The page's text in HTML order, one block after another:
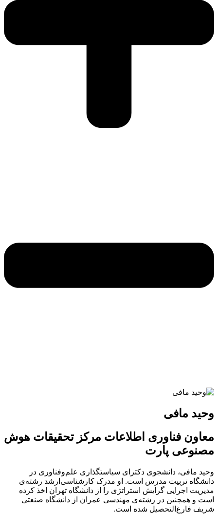
وحید مافی
معاون فناوری اطلاعات مرکز تحقیقات هوش
مصنوعی پارت
وحید مافی، دانشجوی دکترای سیاستگذاری علم‌وفناوری در
دانشگاه تربیت مدرس است. او مدرک کارشناسی‌ارشد رشته‌ی
مدیریت اجرایی گرایش استراتژی را از دانشگاه تهران اخذ کرده
است و همچنین در رشته‌ی مهندسی عمران از دانشگاه صنعتی
شریف فارغ‌التحصیل شده است.